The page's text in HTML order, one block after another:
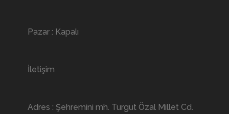
Pazar : Kapalı
İletişim
Adres : Şehremini mh. Turgut Özal Millet Cd.